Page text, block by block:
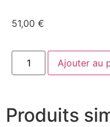
51,00 €
Ajouter au
Produits